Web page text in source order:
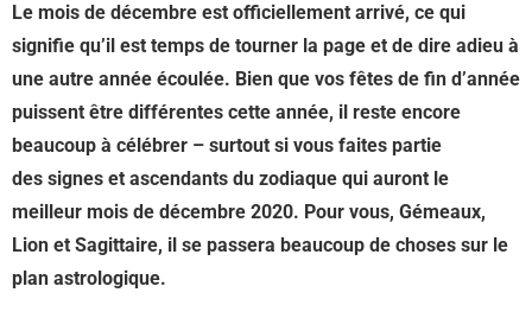
Le mois de décembre est officiellement arrivé, ce qui
signifie qu’il est temps de tourner la page et de dire adieu à
une autre année écoulée. Bien que vos fêtes de fin d’année
puissent être différentes cette année, il reste encore
beaucoup à célébrer – surtout si vous faites partie
des signes et ascendants du zodiaque qui auront le
meilleur mois de décembre 2020. Pour vous, Gémeaux,
Lion et Sagittaire, il se passera beaucoup de choses sur le
plan astrologique.